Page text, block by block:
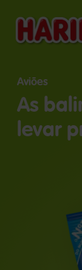
Aviões
As
levar